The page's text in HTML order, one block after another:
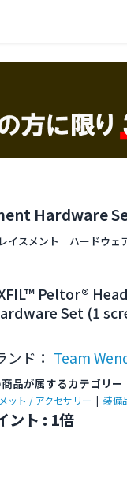
Hardware
イスメント ハードウェ
Peltor®
Set (1
ンド： Team
品が属するカテゴリー
ット / アクセサリー 装備
ント : 1倍